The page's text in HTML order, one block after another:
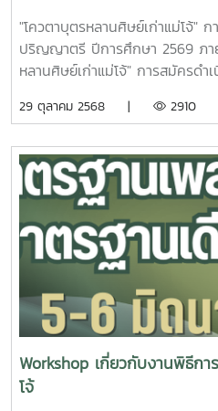
"โควตาบุตรหลานศิษย์เก่าแม่โจ้"
ปริญญาตรี ปีการศึกษา 2569 ภา
หลานศิษย์เก่าแม่โจ้" การสมัครดำ
๐ ช่วงเวลาการสมัคร: 5 พฤศจิก
เก่าแม่โจ้MAA ๐ เอกสารที่ต้อง
สำเนาบัตรประจำตัวประชาชน - ส
รายงานผลการศึกษา - แฟ้มสะส
กำหนด) - บทความ/เรียงความ (
ตอบจากคำถาม (ตามที่สาขาวิชาก
สำหรับผู้ปกครอง (พ่อ/แม่/ผู้ปกค
ประชาชน - สำเนาทะเบียนบ้าน
เก่าแม่โจ้ (หากหาย, สามารถต่อ
ติดต่อสอบถาม: - สมาคมศิษย์เก่า
หมู่ 4 ตำบลหนองหาร อำเภอสันท
โทรศัพท์: 0 5335 3140 (คุณกิ่ง)
ดร.ขุนศรี ทองย้อย โทรศัพท์ 08-
29 ตุลาคม 2568 | 2910
Workshop เกี่ยวกับงานพิธีกา
โจ้